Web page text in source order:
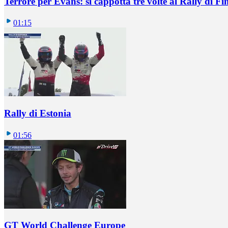
01:15
Rally di Estonia
01:56
GT World Challenge Europe